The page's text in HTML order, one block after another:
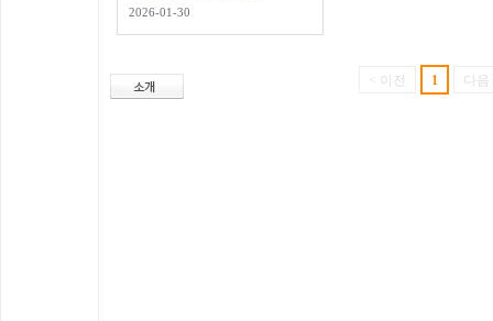
2026-01-30
< 이전 1 다음